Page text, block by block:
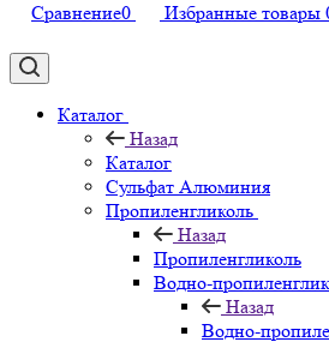
Сравнение0 Избранные товары
Каталог
Назад
Каталог
Сульфат Алюминия
Пропиленгликоль
Назад
Пропиленгликоль
Водно-
Назад
Водно-